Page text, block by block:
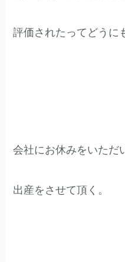
評価されたってどうに
会社にお休みをいただ
出産をさせて頂く。